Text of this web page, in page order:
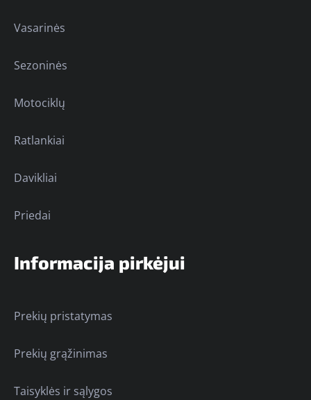
Vasarinės
Sezoninės
Motociklų
Ratlankiai
Davikliai
Priedai
Informacija pirkėjui
Prekių pristatymas
Prekių grąžinimas
Taisyklės ir sąlygos